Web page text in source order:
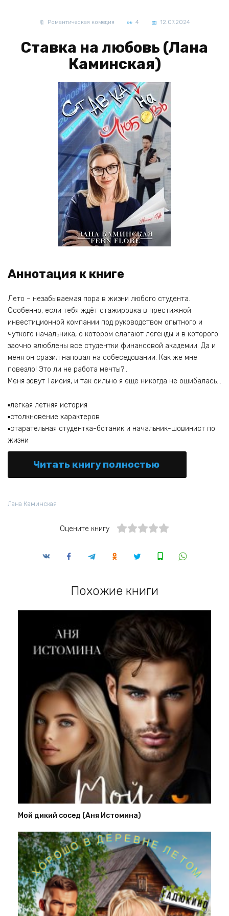
Романтическая комедия 4 12.07.2024
Ставка на любовь (Лана
Каминская)
Аннотация к книге
Лето – незабываемая пора в жизни любого студента.
Особенно, если тебя ждёт стажировка в престижной
инвестиционной компании под руководством опытного и
чуткого начальника, о котором слагают легенды и в которого
заочно влюблены все студентки финансовой академии. Да и
меня он сразил наповал на собеседовании. Как же мне
повезло! Это ли не работа мечты?..
Меня зовут Таисия, и так сильно я ещё никогда не ошибалась…
▪️легкая летняя история
▪️столкновение характеров
▪️старательная студентка-ботаник и начальник-шовинист по
жизни
Читать книгу полностью
Лана Каминская
Оцените книгу
Похожие книги
Мой дикий сосед (Аня Истомина)